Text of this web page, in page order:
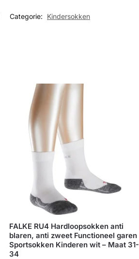
Categorie: Kindersokken
FALKE RU4 Hardloopsokken anti
blaren, anti zweet Functioneel garen
Sportsokken Kinderen wit – Maat 31-
34